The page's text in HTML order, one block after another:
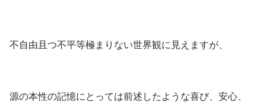
不自由且つ不平等極まりない世界観に見えますが、
源の本性の記憶にとっては前述したような喜び、安心、